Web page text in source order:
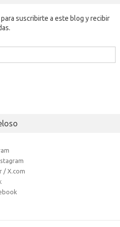
suscribirte a este blog y recibir
/ X.com